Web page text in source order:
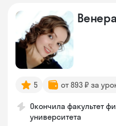
Венера
5 от 893 ₽ за
Окончила факультет
университета